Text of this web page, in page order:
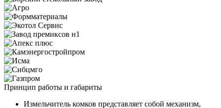
Принцип работы и габариты
Измельчитель комков представляет собой механизм,